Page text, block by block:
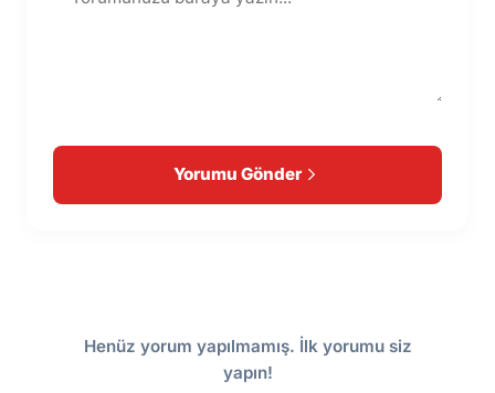
Yorumu Gönder
Henüz yorum yapılmamış. İlk yorumu siz
yapın!